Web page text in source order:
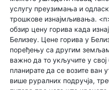
услугу преузимања и
трошкове изнајмљивања.
обзир цену горива када
Белизеу. Цене горива у
поређењу са другим
важно да то укључите у
планирате да се возите ван
више руралних подручја,